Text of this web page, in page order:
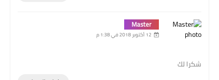
Master
12 أكتوبر 2018 في 1:38 م
شكرا لك